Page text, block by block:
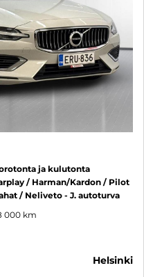
ja kulutonta
/ Harman/Kardon / Pilot
/ Neliveto - J. autoturva
000 km
helsinki